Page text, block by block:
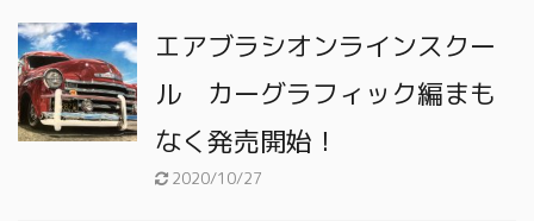
エアブラシオンラインスクー
ル カーグラフィック編まも
なく発売開始！
2020/10/27